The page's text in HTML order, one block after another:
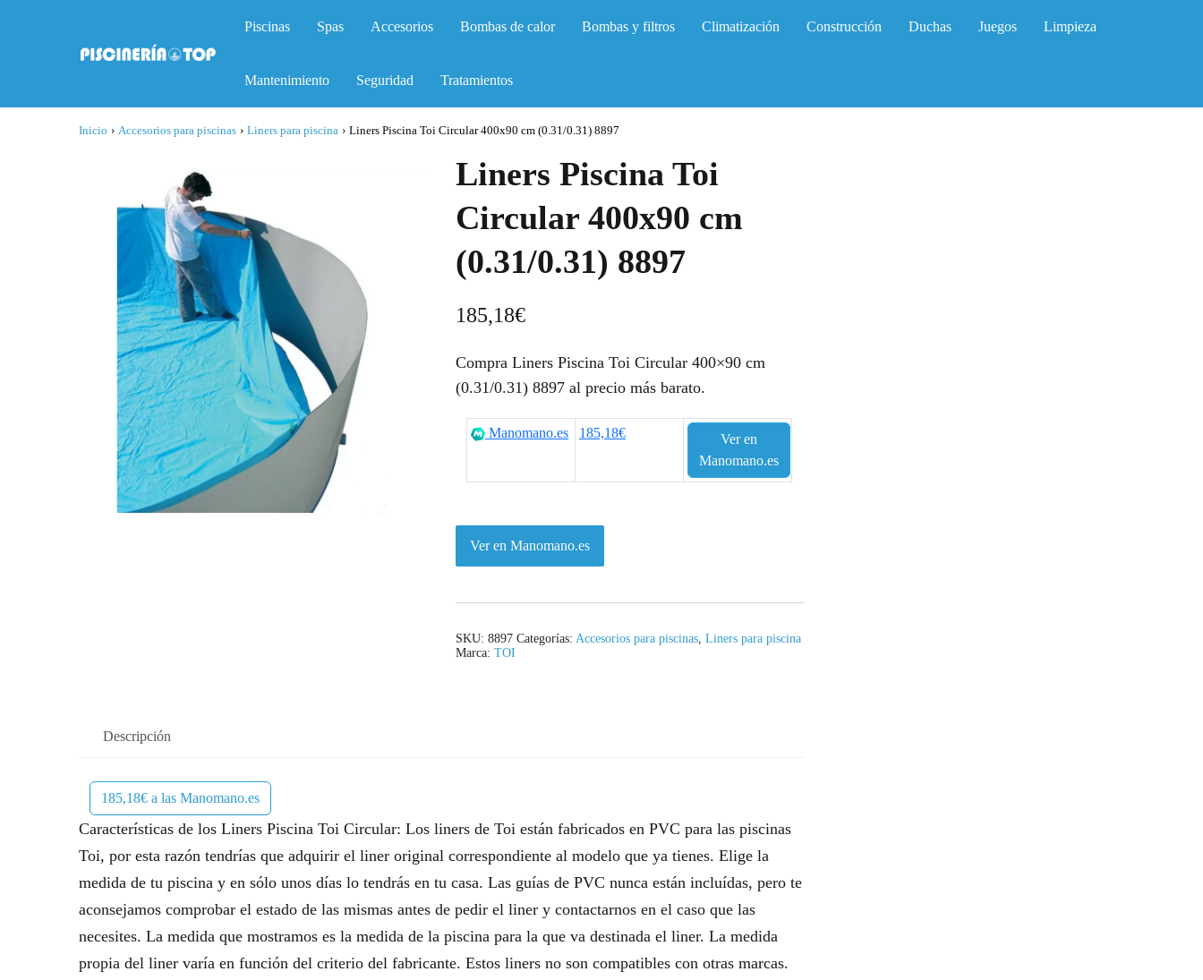
Piscinas Spas Accesorios Bombas de calor Bombas y filtros Climatización Construcción Duchas Juegos Limpieza
Mantenimiento Seguridad Tratamientos
Inicio › Accesorios para piscinas › Liners para piscina › Liners Piscina Toi Circular 400x90 cm (0.31/0.31) 8897
Liners Piscina Toi
Circular 400x90 cm
(0.31/0.31) 8897
185,18€
Compra Liners Piscina Toi Circular 400×90 cm
(0.31/0.31) 8897 al precio más barato.
Manomano.es 185,18€
Ver en
Manomano.es
Ver en Manomano.es
SKU: 8897 Categorías: Accesorios para piscinas, Liners para piscina
Marca: TOI
Descripción
185,18€ a las Manomano.es
Características de los Liners Piscina Toi Circular: Los liners de Toi están fabricados en PVC para las piscinas
Toi, por esta razón tendrías que adquirir el liner original correspondiente al modelo que ya tienes. Elige la
medida de tu piscina y en sólo unos días lo tendrás en tu casa. Las guías de PVC nunca están incluídas, pero te
aconsejamos comprobar el estado de las mismas antes de pedir el liner y contactarnos en el caso que las
necesites. La medida que mostramos es la medida de la piscina para la que va destinada el liner. La medida
propia del liner varía en función del criterio del fabricante. Estos liners no son compatibles con otras marcas.